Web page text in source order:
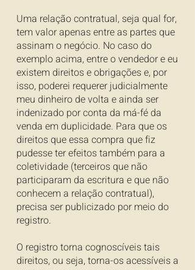
Uma relação contratual, seja qual for,
tem valor apenas entre as partes que
assinam o negócio. No caso do
exemplo acima, entre o vendedor e eu
existem direitos e obrigações e, por
isso, poderei requerer judicialmente
meu dinheiro de volta e ainda ser
indenizado por conta da má-fé da
venda em duplicidade. Para que os
direitos que essa compra que fiz
pudesse ter efeitos também para a
coletividade (terceiros que não
participaram da escritura e que não
conhecem a relação contratual),
precisa ser publicizado por meio do
registro.
O registro torna cognoscíveis tais
direitos, ou seja, torna-os acessíveis a